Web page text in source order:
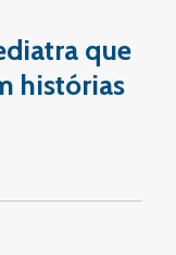
que
histórias